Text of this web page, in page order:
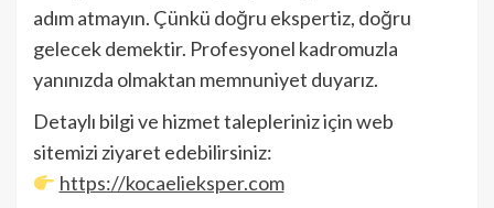
adım atmayın. Çünkü doğru ekspertiz, doğru
gelecek demektir. Profesyonel kadromuzla
yanınızda olmaktan memnuniyet duyarız.
Detaylı bilgi ve hizmet talepleriniz için web
sitemizi ziyaret edebilirsiniz:
https://kocaelieksper.com